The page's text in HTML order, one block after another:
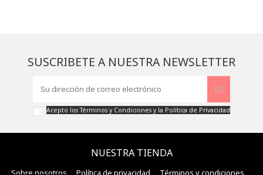
SUSCRIBETE A NUESTRA NEWSLETTER
Acepto losTérminos y Condicionesy la Política de Privacidad
NUESTRA TIENDA
Sobre nosotros Política de privacidad Términos y condiciones